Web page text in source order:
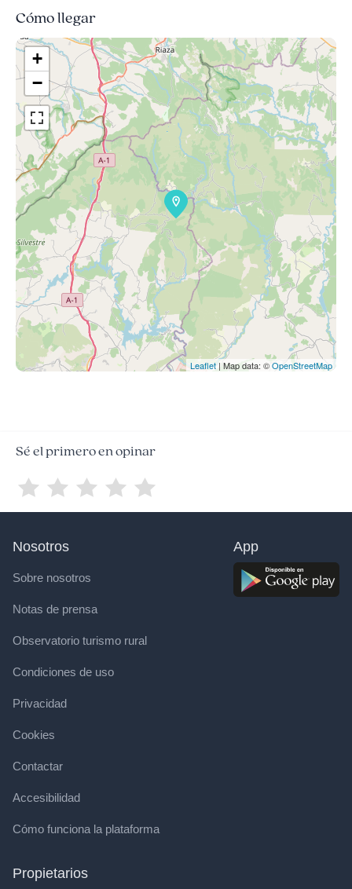
Cómo llegar
+
−
Leaflet | Map data: ©OpenStreetMap
Sé el primero en opinar
Nosotros
Sobre nosotros
Notas de prensa
Observatorio turismo rural
Condiciones de uso
Privacidad
Cookies
Contactar
Accesibilidad
Cómo funciona la plataforma
Propietarios
App